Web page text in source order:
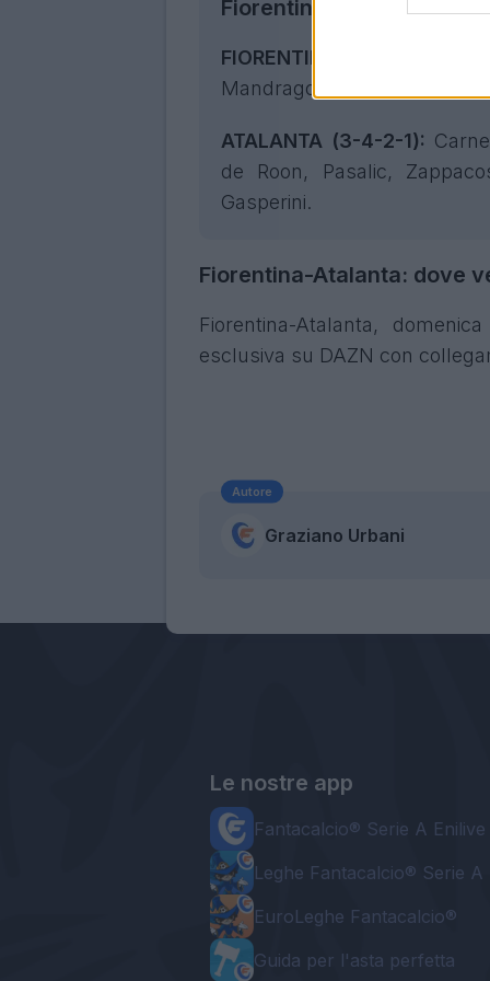
Fiorentina-Atalanta: le
FIORENTINA (3-5-2):
De
Mandragora, Fagioli,
ATALANTA (3-4-2-1):
de Roon, Pasalic,
Gasperini.
Fiorentina-Atalanta: dove
Fiorentina-Atalanta,
esclusiva su DAZN con
Autore
Graziano Urbani
Le nostre app
Fantacalcio® Serie A Enilive
Leghe Fantacalcio® Serie A
EuroLeghe Fantacalcio®
Guida per l'asta perfetta